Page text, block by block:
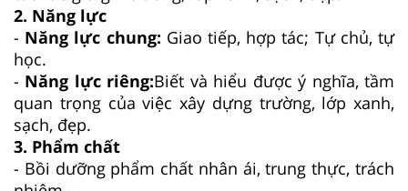
2. Năng lực
- Năng lực chung: Giao tiếp, hợp tác; Tự chủ, tự
học.
- Năng lực riêng:Biết và hiểu được ý nghĩa, tầm
quan trọng của việc xây dựng trường, lớp xanh,
sạch, đẹp.
3. Phẩm chất
- Bồi dưỡng phẩm chất nhân ái, trung thực, trách